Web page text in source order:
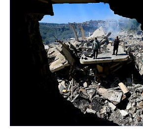
ROZHOVORY
NEJČTENĚJŠÍ ZA 7 DNÍ